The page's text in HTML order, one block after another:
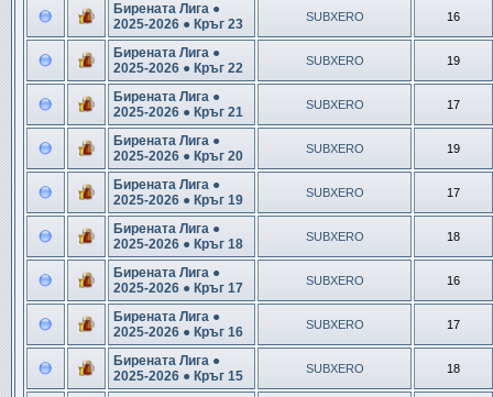
Бирената Лига ●
2025-2026 ● Кръг 23
SUBXERO 16
Бирената Лига ●
2025-2026 ● Кръг 22
SUBXERO 19
Бирената Лига ●
2025-2026 ● Кръг 21
SUBXERO 17
Бирената Лига ●
2025-2026 ● Кръг 20
SUBXERO 19
Бирената Лига ●
2025-2026 ● Кръг 19
SUBXERO 17
Бирената Лига ●
2025-2026 ● Кръг 18
SUBXERO 18
Бирената Лига ●
2025-2026 ● Кръг 17
SUBXERO 16
Бирената Лига ●
2025-2026 ● Кръг 16
SUBXERO 17
Бирената Лига ●
2025-2026 ● Кръг 15
SUBXERO 18